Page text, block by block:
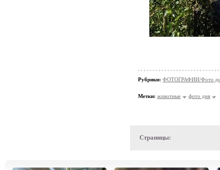
Рубрики: ФОТОГРАФИИ/Фото
Метки: животные фото дня
Страницы: